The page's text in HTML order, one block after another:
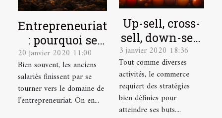
Entrepreneuriat
: pourquoi se
tourner vers ce
domaine ?
20 janvier 2020 11:00
Bien souvent, les anciens
salariés finissent par se
tourner vers le domaine de
l’entrepreneuriat. On en...
Up-sell, cross-
sell, down-sell,
qu’est-ce que
c’est ?
3 janvier 2020 18:36
Tout comme diverses
activités, le commerce
requiert des stratégies
bien définies pour
atteindre ses buts....